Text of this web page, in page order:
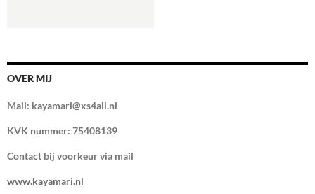
OVER MIJ
Mail: kayamari@xs4all.nl
KVK nummer: 75408139
Contact bij voorkeur via mail
www.kayamari.nl